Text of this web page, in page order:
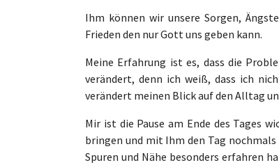
Ihm können wir unsere Sorgen,
Frieden den nur Gott uns geben kann.
Meine Erfahrung ist es, dass die
verändert, denn ich weiß, dass ich
verändert meinen Blick auf den Alltag
Mir ist die Pause am Ende des Tages
bringen und mit Ihm den Tag nochmals
Spuren und Nähe besonders erfahren